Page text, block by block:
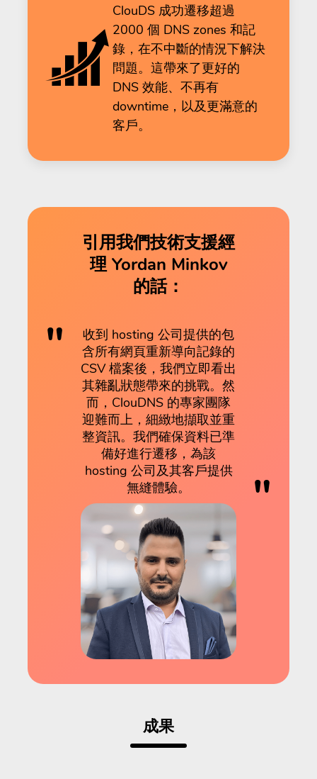
ClouDS 成功遷移超過
2000 個 DNS zones 和記
錄，在不中斷的情況下解決
問題。這帶來了更好的
DNS 效能、不再有
downtime，以及更滿意的
客戶。
引用我們技術支援經
理 Yordan Minkov
的話：
收到 hosting 公司提供的包
含所有網頁重新導向記錄的
CSV 檔案後，我們立即看出
其雜亂狀態帶來的挑戰。然
而，ClouDNS 的專家團隊
迎難而上，細緻地擷取並重
整資訊。我們確保資料已準
備好進行遷移，為該
hosting 公司及其客戶提供
無縫體驗。
成果